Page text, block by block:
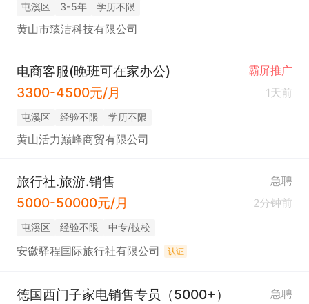
屯溪区 3-5年 学历不限
黄山市臻洁科技有限公司
电商客服(晚班可在家办公) 霸屏推广
3300-4500元/月 1天前
屯溪区 经验不限 学历不限
黄山活力巅峰商贸有限公司
旅行社.旅游.销售 急聘
5000-50000元/月 2分钟前
屯溪区 经验不限 中专/技校
安徽驿程国际旅行社有限公司 认证
德国西门子家电销售专员（5000+） 急聘